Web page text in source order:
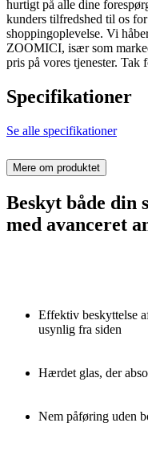
hurtigt på alle dine
kunders tilfredshed til os
shoppingoplevelse. Vi
ZOOMICI, især som
pris på vores tjenester.
Specifikationer
Se alle specifikationer
Mere om produktet
Beskyt både
med avanceret
Effektiv beskyttelse
usynlig fra siden
Hærdet glas, der
Nem påføring uden